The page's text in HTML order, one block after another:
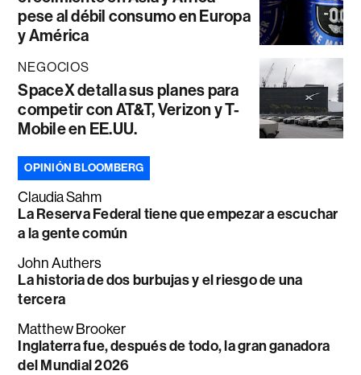
pese al débil consumo en Europa
y América
NEGOCIOS
SpaceX detalla sus planes para
competir con AT&T, Verizon y T-
Mobile en EE.UU.
OPINIÓN BLOOMBERG
Claudia Sahm
La Reserva Federal tiene que empezar a escuchar
a la gente común
John Authers
La historia de dos burbujas y el riesgo de una
tercera
Matthew Brooker
Inglaterra fue, después de todo, la gran ganadora
del Mundial 2026